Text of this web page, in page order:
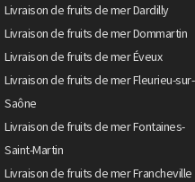
Livraison de fruits de mer Dardilly
Livraison de fruits de mer Dommartin
Livraison de fruits de mer Éveux
Livraison de fruits de mer Fleurieu-sur-
Saône
Livraison de fruits de mer Fontaines-
Saint-Martin
Livraison de fruits de mer Francheville